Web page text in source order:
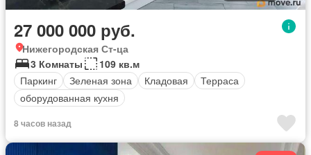
27 000 000 руб.
Нижегородская Ст-ца
3 Комнаты
109 кв.м
Паркинг
Зеленая зона Кладовая
Терраса
оборудованная кухня
8 часов назад